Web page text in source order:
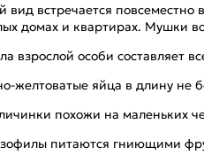
встречается
домах и квартирах. Мушки
взрослой особи составляет
желтоватые яйца в длину не
похожи на маленьких
питаются гниющими